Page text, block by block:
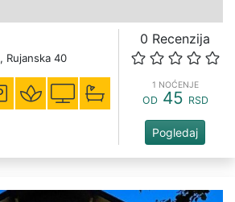
, Rujanska 40
0 Recenzija
1 NOĆENJE
OD45 RSD
Pogledaj